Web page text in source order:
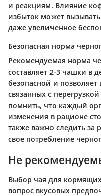
и реакциям. Влияние
избыток может
даже увеличенное
Безопасная норма
Рекомендуемая норма
составляет 2-3 чашки в
безопасной и
связанных с
помнить, что каждый
изменения в рационе
также важно следить за
свое потребление
Не
Выбор чая для
вопрос вкусовых